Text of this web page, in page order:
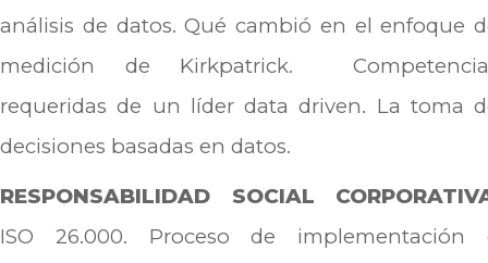
análisis de datos. Qué cambió en el enfoque
medición de Kirkpatrick.
requeridas de un líder data driven. La toma
decisiones basadas en datos.
RESPONSABILIDAD SOCIAL
ISO 26.000. Proceso de implementación